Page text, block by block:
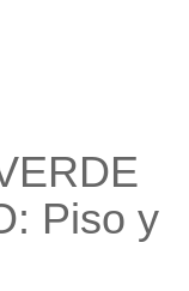
Piso y